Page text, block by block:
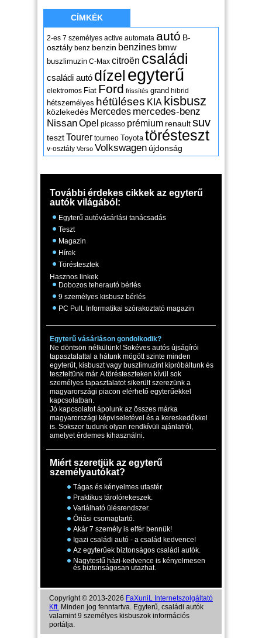
CÍMKÉK
2-es 7 személyes active automata autó B-
osztály benz benzin benzines bmw
buszlimuzin C-Max citroën családi
családi autó dízel egyterű
elektromos Fiat Ford frissítés grand hibrid
hétszemélyes hétüléses KIA kisbusz
közlekedés Mercedes mercedes-benz
NissanOpel picasso prémium renaultsuv
tesztTourer tourneo Toyota törésteszt
v-osztály Verso Volkswagen újdonság
További érdekes cikkek az egyterű
autók világából:
Egyterű autóvásárlási tanácsadás
Teszt
Magazin
Hírek
Töréstesztek
Hasznos linkek
Dobozos teherautó bérlés
9 személyes kisbusz bérlés
PC Pult. Informatikai szórakoztató magazin
Egyterű vásárláson gondolkodik?
Ne döntsön nélkülünk! Sokéves autós újságírói
tapasztalattal a hátunk mögött szinte minden
egyterűt, kisbuszt vagy buszlimuzint kipróbáltunk és
teszteltünk már. A törésteszteken kívül sok
személyes tapasztalatot sikerült szerezünk a
magyarországi piacon elérhető egyterűekkel
kapcsolatban.
Jó kapcsolatot ápolunk az összes márka
magyarországi képviseletével és a kereskedőkkel
is. Sokszor tudunk olyan rendkívüli ajánlatról,
amelyet érdemes kihasználni.
Miért szeretjük az egyterű
személyautókat?
Tágas és kényelmes utastér.
Praktikus tárolórekeszek.
Variálható ülésrendszer.
Óriási csomagtartó.
Akár 7 személy is elfér bennük!
Igazi családi autó - a család kedvence!
Az egyterűek biztonságos családi autók.
Nagytestű házi-kedvence is kényelmesen
és biztonságosan utazhat.
Copyright © 2013-2026 FaXuniL Internetszolgáltató
Kft. Minden jog fenntartva. Egyterű, családi autók
valamint 9 személyes kisbuszok információs
portálja.